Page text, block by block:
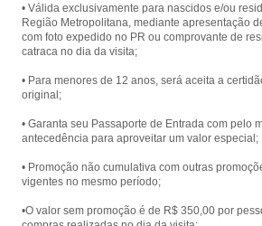
• Válida exclusivamente para nascidos e/ou
Região Metropolitana, mediante apresentação
com foto expedido no PR ou comprovante de
catraca no dia da visita;
• Para menores de 12 anos, será aceita a
original;
• Garanta seu Passaporte de Entrada com pelo
antecedência para aproveitar um valor especial;
• Promoção não cumulativa com outras
vigentes no mesmo período;
•O valor sem promoção é de R$ 350,00 por